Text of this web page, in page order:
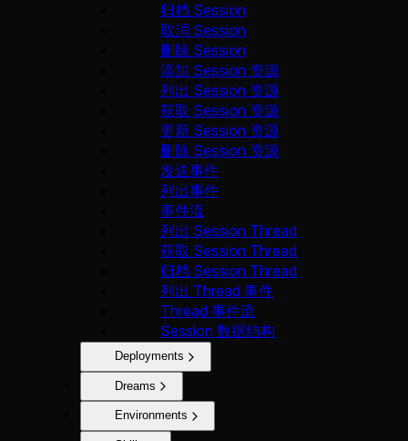
归档 Session
取消 Session
删除 Session
添加 Session 资源
列出 Session 资源
获取 Session 资源
更新 Session 资源
删除 Session 资源
发送事件
列出事件
事件流
列出 Session Thread
获取 Session Thread
归档 Session Thread
列出 Thread 事件
Thread 事件流
Session 数据结构
Deployments
Dreams
Environments